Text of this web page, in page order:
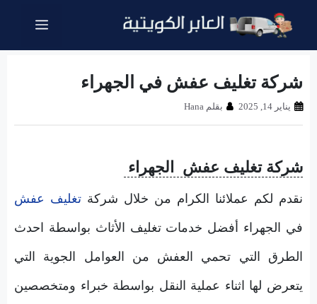
المحتوى
القائمة
شركة تغليف عفش في الجهراء
يناير 14, 2025 بقلم Hana
شركة تغليف عفش الجهراء
نقدم لكم عملائنا الكرام من خلال شركة تغليف عفش
في الجهراء أفضل خدمات تغليف الأثاث بواسطة احدث
الطرق التي تحمي العفش من العوامل الجوية التي
يتعرض لها اثناء عملية النقل بواسطة خبراء ومتخصصين